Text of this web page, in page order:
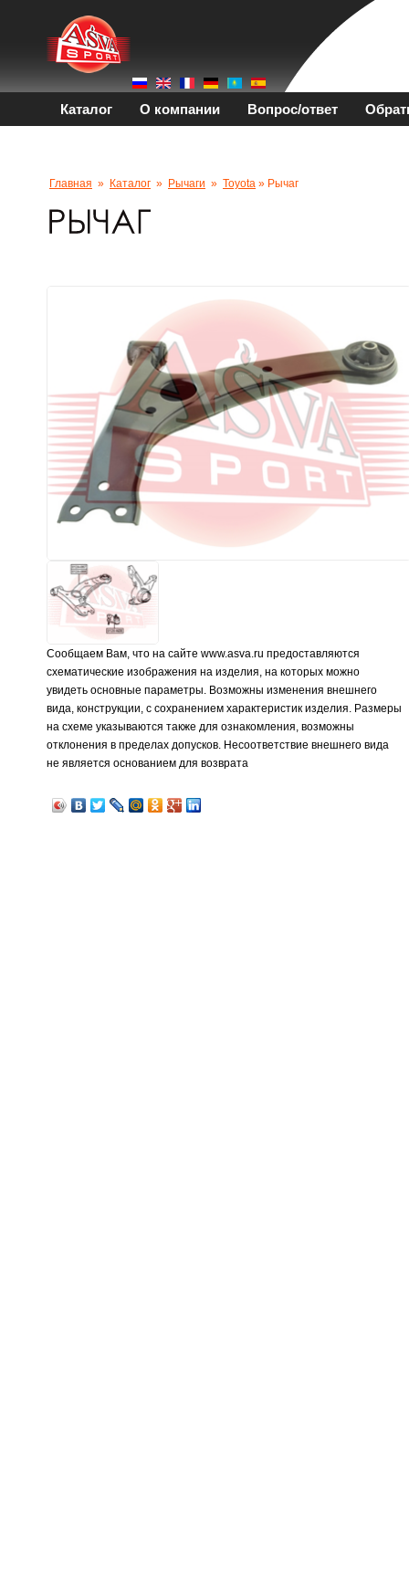
Каталог О компании Вопрос/ответ
Главная » Каталог » Рычаги » Toyota » Рычаг
Сообщаем Вам, что на сайте www.asva.ru предоставляются
схематические изображения на изделия, на которых можно
увидеть основные параметры. Возможны изменения внешнего
вида, конструкции, с сохранением характеристик изделия. Размеры
на схеме указываются также для ознакомления, возможны
отклонения в пределах допусков. Несоответствие внешнего вида
не является основанием для возврата